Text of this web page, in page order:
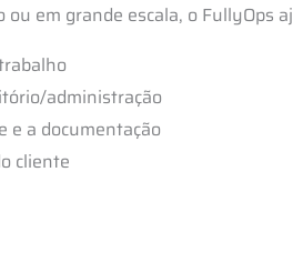
em grande escala, o FullyOps
administração
e a documentação
cliente